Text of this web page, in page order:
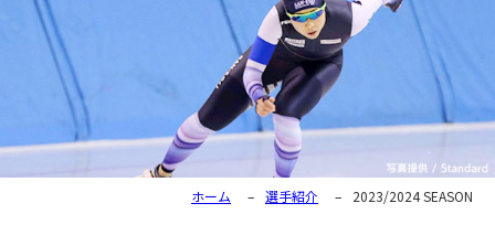
ホーム – 選手紹介 – 2023/2024 SEASON